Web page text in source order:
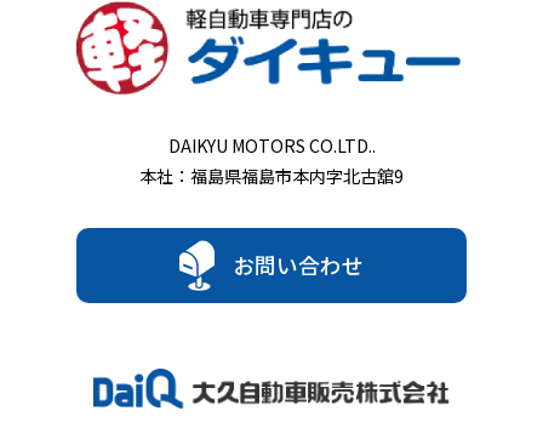
DAIKYU MOTORS CO.LTD..
本社：福島県福島市本内字北古舘9
お問い合わせ